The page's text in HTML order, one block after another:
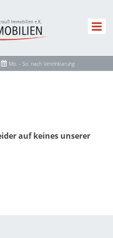
Mo. - So. nach Vereinbarung
auf keines unserer